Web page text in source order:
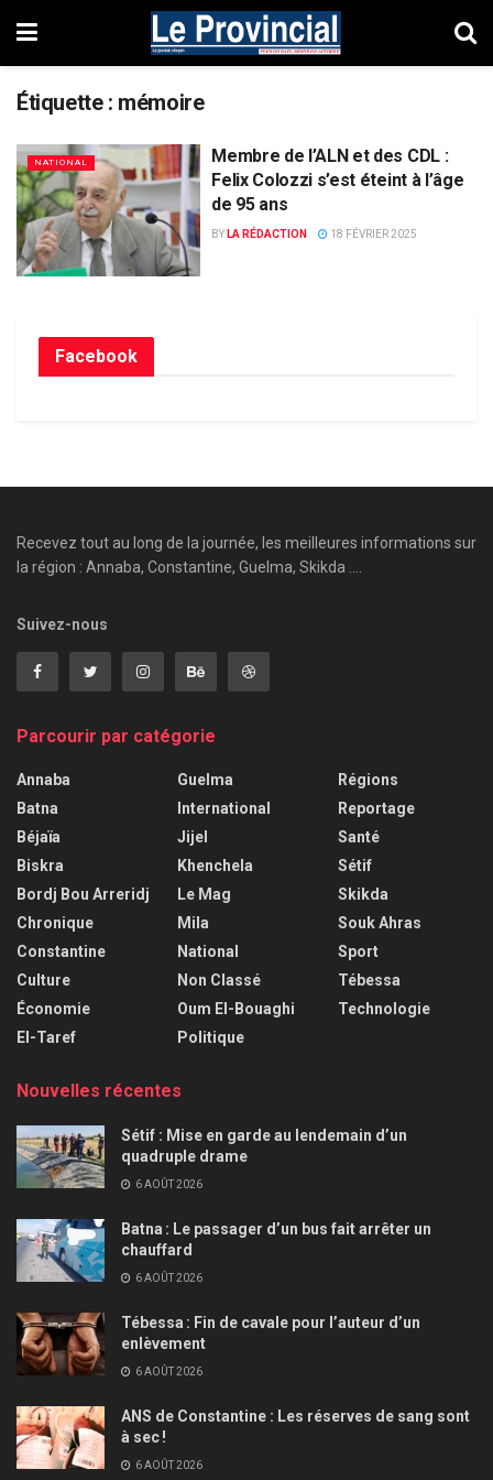
Étiquette : mémoire
NATIONAL
Membre de l’ALN et des CDL :
Felix Colozzi s’est éteint à l’âge
de 95 ans
BY LA RÉDACTION 18 FÉVRIER 2025
Facebook
Recevez tout au long de la journée, les meilleures informations sur
la région : Annaba, Constantine, Guelma, Skikda ....
Suivez-nous
Parcourir par catégorie
Annaba
Batna
Béjaïa
Biskra
Bordj Bou Arreridj
Chronique
Constantine
Culture
Économie
El-Taref
Guelma
International
Jijel
Khenchela
Le Mag
Mila
National
Non Classé
Oum El-Bouaghi
Politique
Régions
Reportage
Santé
Sétif
Skikda
Souk Ahras
Sport
Tébessa
Technologie
Nouvelles récentes
Sétif : Mise en garde au lendemain d’un
quadruple drame
6 AOÛT 2026
Batna : Le passager d’un bus fait arrêter un
chauffard
6 AOÛT 2026
Tébessa : Fin de cavale pour l’auteur d’un
enlèvement
6 AOÛT 2026
ANS de Constantine : Les réserves de sang sont
à sec !
6 AOÛT 2026